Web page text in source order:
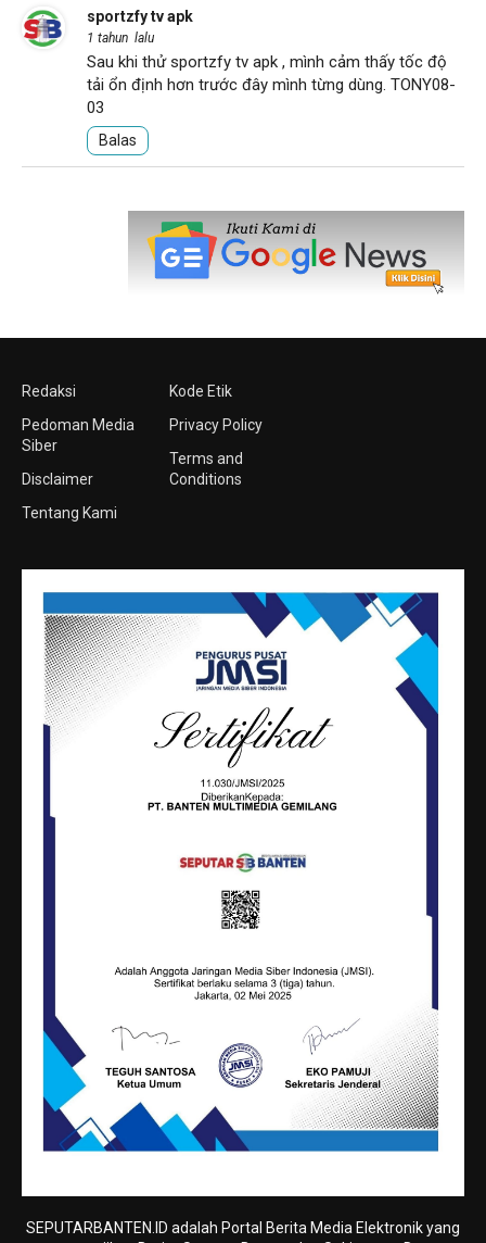
sportzfy tv apk
1 tahun lalu
Sau khi thửsportzfy tv apk , mình cảm thấy tốc độ
tải ổn định hơn trước đây mình từng dùng. TONY08-
03
Balas
Redaksi
Pedoman Media
Siber
Disclaimer
Tentang Kami
Kode Etik
Privacy Policy
Terms and
Conditions
SEPUTARBANTEN.ID adalah Portal Berita Media Elektronik yang